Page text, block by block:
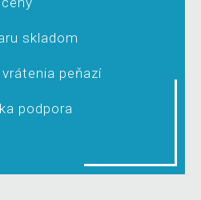
skladom
vrátenia peňazí
podpora